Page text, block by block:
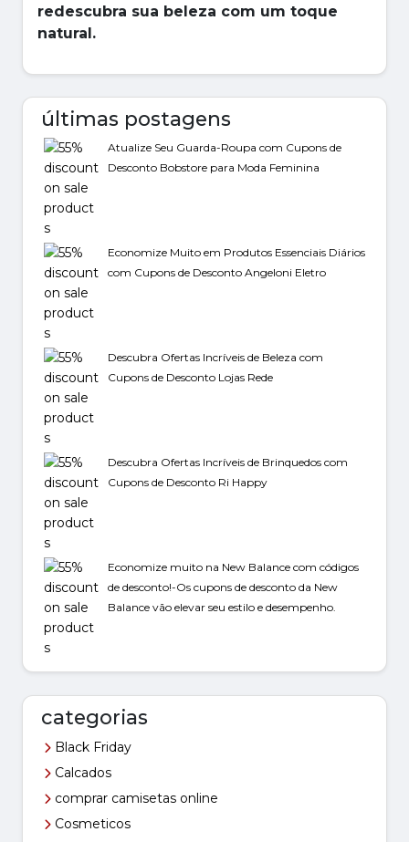
redescubra sua beleza com um toque
natural.
últimas postagens
Atualize Seu Guarda-Roupa com Cupons de
Desconto Bobstore para Moda Feminina
Economize Muito em Produtos Essenciais Diários
com Cupons de Desconto Angeloni Eletro
Descubra Ofertas Incríveis de Beleza com
Cupons de Desconto Lojas Rede
Descubra Ofertas Incríveis de Brinquedos com
Cupons de Desconto Ri Happy
Economize muito na New Balance com códigos
de desconto!-Os cupons de desconto da New
Balance vão elevar seu estilo e desempenho.
categorias
Black Friday
Calcados
comprar camisetas online
Cosmeticos